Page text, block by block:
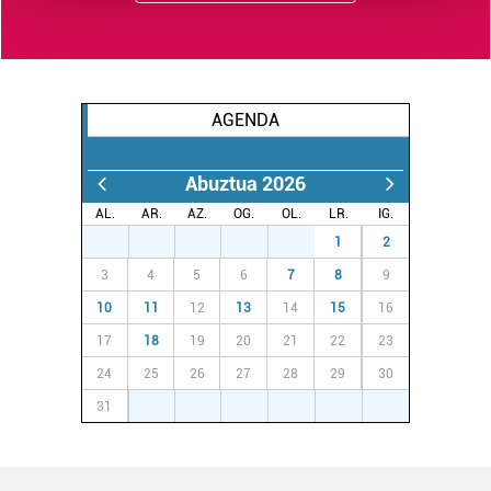
pertsonalizatuak eskaintzeko, iragarkiak eta edukia
produktuak garatzeko. Zure datuak nork eta zertarako
erabiltzen dituen hauta dezakezu.
Bazkide batzuek ez dizute baimenik eskatzen, eta beren
interes komertzial legitimoetan babesten dira. Ikusi gure
bazkideen zerrenda, beren ustez zein helburutarako
duten interes legitimoa eta horren aurka nola egin
dezakezun ikusteko.
Lortu zure datu pertsonalak prozesatzeko moduari
AGENDA
Abuztua 2026
AL. AR. AZ. OG. OL. LR.
IG.
1 2
3 4 5 6 7 8 9
10 11 12 13 14 15 16
17 18 19 20 21 22 23
24 25 26 27 28 29 30
31